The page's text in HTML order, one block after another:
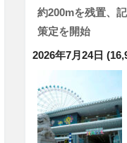
約200mを残置、
策定を開始
2026年7月24日